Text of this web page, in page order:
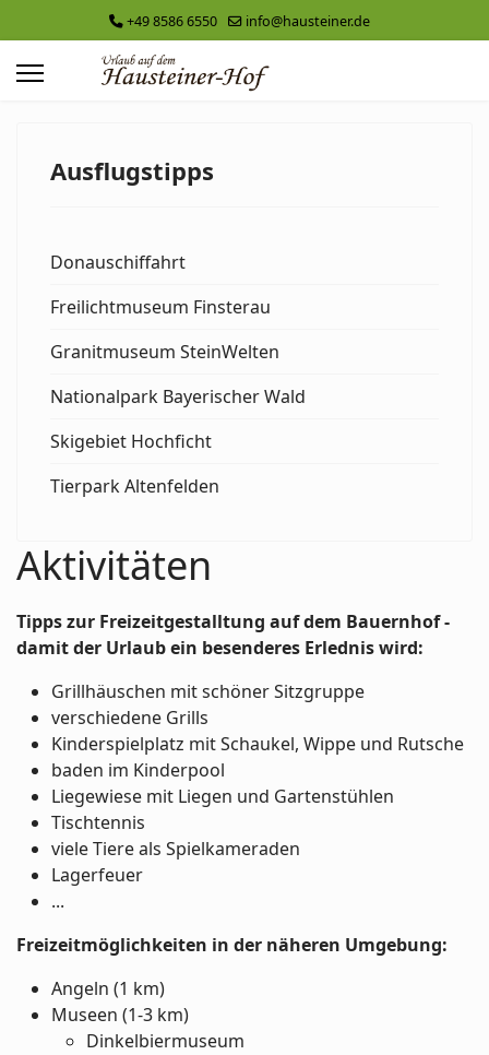
+49 8586 6550 info@hausteiner.de
Ausflugstipps
Donauschiffahrt
Freilichtmuseum Finsterau
Granitmuseum SteinWelten
Nationalpark Bayerischer Wald
Skigebiet Hochficht
Tierpark Altenfelden
Aktivitäten
Tipps zur Freizeitgestalltung auf dem Bauernhof -
damit der Urlaub ein besenderes Erlednis wird:
Grillhäuschen mit schöner Sitzgruppe
verschiedene Grills
Kinderspielplatz mit Schaukel, Wippe und Rutsche
baden im Kinderpool
Liegewiese mit Liegen und Gartenstühlen
Tischtennis
viele Tiere als Spielkameraden
Lagerfeuer
...
Freizeitmöglichkeiten in der näheren Umgebung:
Angeln (1 km)
Museen (1-3 km)
Dinkelbiermuseum